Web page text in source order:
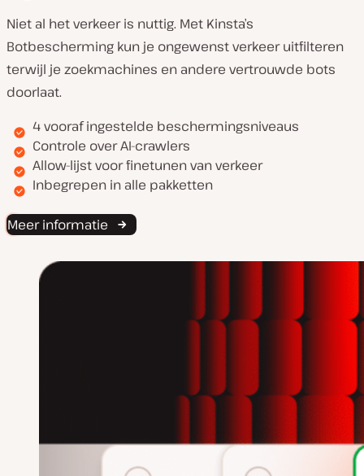
Niet al het verkeer is nuttig. Met Kinsta’s
Botbescherming kun je ongewenst verkeer uitfilteren
terwijl je zoekmachines en andere vertrouwde bots
doorlaat.
4 vooraf ingestelde beschermingsniveaus
Controle over AI-crawlers
Allow-lijst voor finetunen van verkeer
Inbegrepen in alle pakketten
Meer informatie